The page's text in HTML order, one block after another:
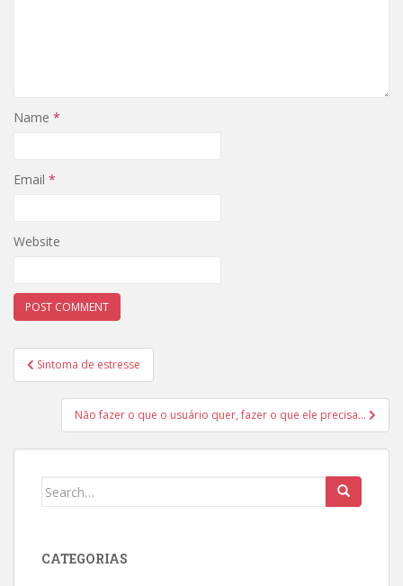
Name *
Email *
Website
Post
navigation
Sintoma de estresse
Não fazer o que o usuário quer, fazer o que ele precisa…
Search
CATEGORIAS